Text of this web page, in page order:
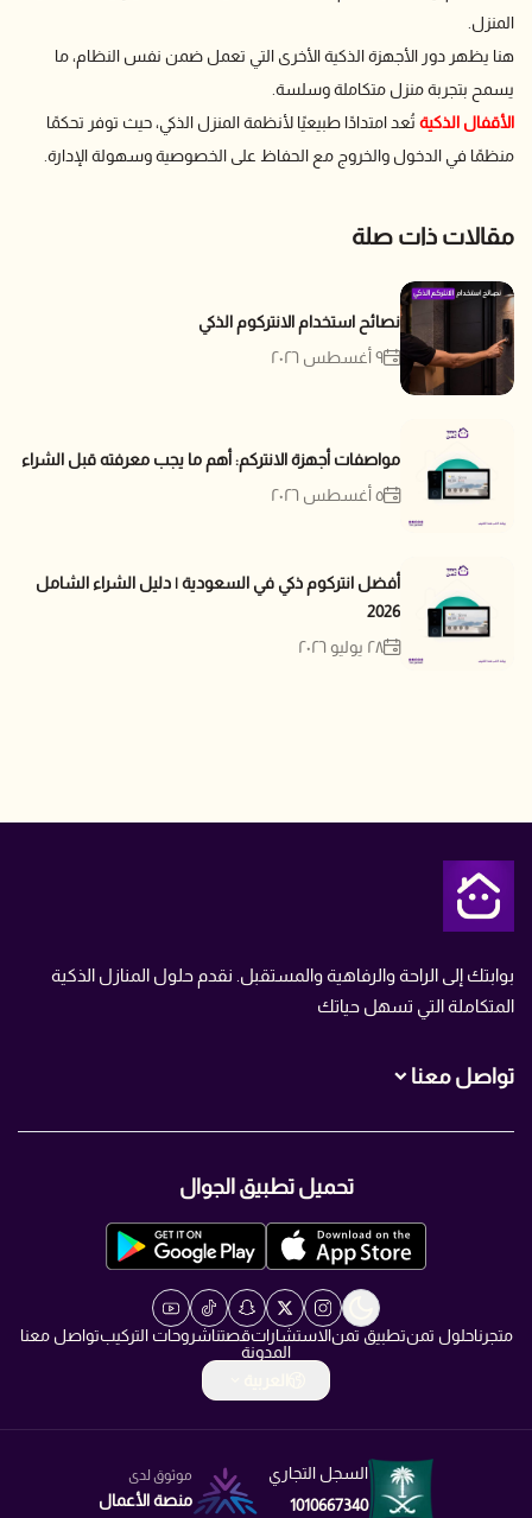
المنزل.
هنا يظهر دور الأجهزة الذكية الأخرى التي تعمل ضمن نفس النظام، ما
يسمح بتجربة منزل متكاملة وسلسة.
الأقفال الذكية تُعد امتدادًا طبيعيًا لأنظمة المنزل الذكي، حيث توفر تحكمًا
منظمًا في الدخول والخروج مع الحفاظ على الخصوصية وسهولة الإدارة.
مقالات ذات صلة
نصائح استخدام الانتركوم الذكي
٩ أغسطس ٢٠٢٦
مواصفات أجهزة الانتركم: أهم ما يجب معرفته قبل الشراء
٥ أغسطس ٢٠٢٦
أفضل انتركوم ذكي في السعودية | دليل الشراء الشامل
2026
٢٨ يوليو ٢٠٢٦
بوابتك إلى الراحة والرفاهية والمستقبل. نقدم حلول المنازل الذكية
المتكاملة التي تسهل حياتك
تواصل معنا
info@TMN.sa
https://t.me/TMN_smart
تحميل تطبيق الجوال
متجرناحلول تمنتطبيق تمنالاستشاراتقصتناشروحات التركيبتواصل معنا
المدونة
السجل التجاري
1010667340
موثوق لدى
منصة الأعمال